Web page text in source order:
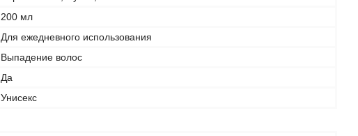
200 мл
Для ежедневного использования
Выпадение волос
Да
Унисекс